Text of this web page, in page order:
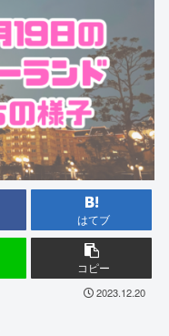
はてブ
コピー
2023.12.20